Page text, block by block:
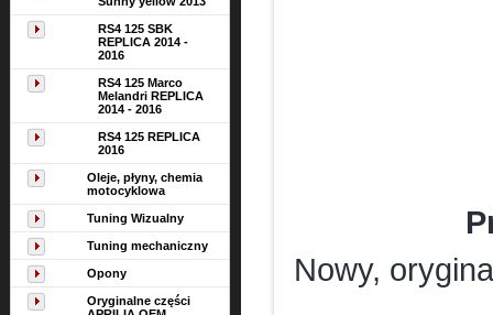
RS4 125 SBK
REPLICA 2014 -
2016
RS4 125 Marco
Melandri REPLICA
2014 - 2016
RS4 125 REPLICA
2016
Oleje, płyny, chemia
motocyklowa
Tuning Wizualny
Tuning mechaniczny
Opony
Oryginalne części
Nowy,